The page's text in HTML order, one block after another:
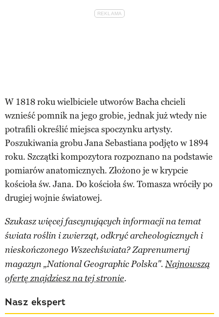
W 1818 roku wielbiciele utworów Bacha chcieli
wznieść pomnik na jego grobie, jednak już wtedy nie
potrafili określić miejsca spoczynku artysty.
Poszukiwania grobu Jana Sebastiana podjęto w 1894
roku. Szczątki kompozytora rozpoznano na podstawie
pomiarów anatomicznych. Złożono je w krypcie
kościoła św. Jana. Do kościoła św. Tomasza wróciły po
drugiej wojnie światowej.
Szukasz więcej fascynujących informacji na temat
świata roślin i zwierząt, odkryć archeologicznych i
nieskończonego Wszechświata? Zaprenumeruj
magazyn „National Geographic Polska".Najnowszą
ofertę znajdziesz na tej stronie.
Nasz ekspert